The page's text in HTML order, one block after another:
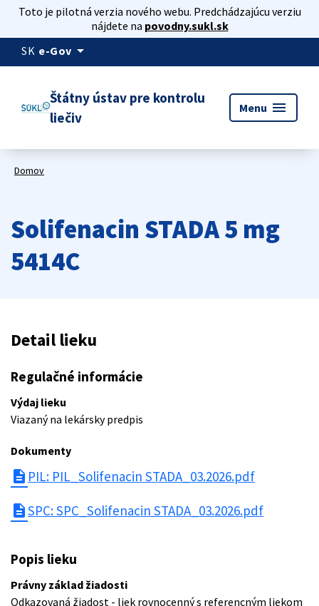
Toto je pilotná verzia nového webu. Predchádzajúcu verziu
nájdete na povodny.sukl.sk
SK e-Gov arrow_drop_down
Štátny ústav pre kontrolu
liečiv
Menu menu
Domov
Solifenacin STADA 5 mg
5414C
Detail lieku
Regulačné informácie
Výdaj lieku
Viazaný na lekársky predpis
Dokumenty
description PIL: PIL_Solifenacin STADA_03.2026.pdf
descriptionSPC: SPC_Solifenacin STADA_03.2026.pdf
Popis lieku
Právny základ žiadosti
Odkazovaná žiadost - liek rovnocenný s referencným liekom